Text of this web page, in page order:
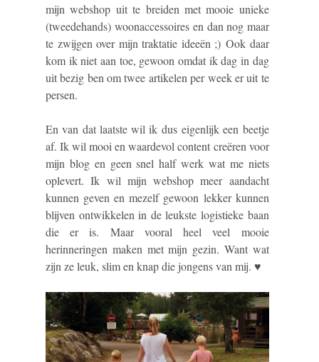
mijn webshop uit te breiden met mooie unieke
(tweedehands) woonaccessoires en dan nog maar
te zwijgen over mijn traktatie ideeën ;) Ook daar
kom ik niet aan toe, gewoon omdat ik dag in dag
uit bezig ben om twee artikelen per week er uit te
persen.
En van dat laatste wil ik dus eigenlijk een beetje
af. Ik wil mooi en waardevol content creëren voor
mijn blog en geen snel half werk wat me niets
oplevert. Ik wil mijn webshop meer aandacht
kunnen geven en mezelf gewoon lekker kunnen
blijven ontwikkelen in de leukste logistieke baan
die er is. Maar vooral heel veel mooie
herinneringen maken met mijn gezin. Want wat
zijn ze leuk, slim en knap die jongens van mij. ♥